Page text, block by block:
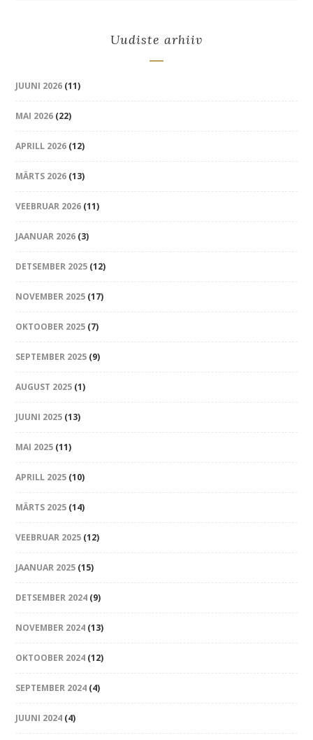
Uudiste arhiiv
JUUNI 2026 (11)
MAI 2026 (22)
APRILL 2026 (12)
MÄRTS 2026 (13)
VEEBRUAR 2026 (11)
JAANUAR 2026 (3)
DETSEMBER 2025 (12)
NOVEMBER 2025 (17)
OKTOOBER 2025 (7)
SEPTEMBER 2025 (9)
AUGUST 2025 (1)
JUUNI 2025 (13)
MAI 2025 (11)
APRILL 2025 (10)
MÄRTS 2025 (14)
VEEBRUAR 2025 (12)
JAANUAR 2025 (15)
DETSEMBER 2024 (9)
NOVEMBER 2024 (13)
OKTOOBER 2024 (12)
SEPTEMBER 2024 (4)
JUUNI 2024 (4)